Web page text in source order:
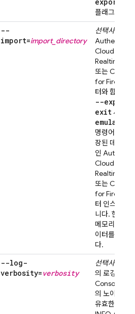
플래그에 전
--
import=import_directory
선택사항.
Cloud
Realtime
또는Cloud
for Firebase
터와 함께 사
--
exit시작
명령어를 사
장된 데이터
인
Cloud
Realtime
또는Cloud
for Firebase
터 인스턴스
니다. 현재
메모리에 있
이터를 덮어
다.
--log-
verbosity=verbosity
선택사항.
의 로깅 출력
Console과
의 노이즈를
유효한 값은